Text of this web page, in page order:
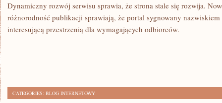
Dynamiczny rozwój serwisu sprawia, że strona stale się rozwija.
różnorodność publikacji sprawiają, że portal sygnowany
interesującą przestrzenią dla wymagających odbiorców.
CATEGORIES: BLOG INTERNETOWY